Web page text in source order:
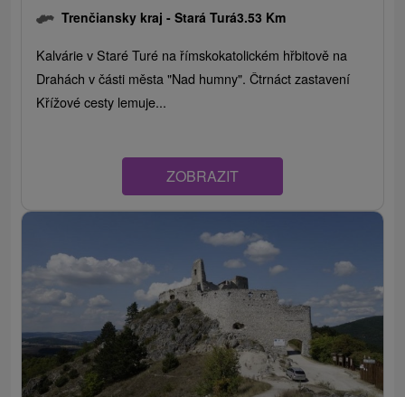
Trenčiansky kraj -Stará Turá3.53 Km
Kalvárie v Staré Turé na římskokatolickém hřbitově na
Drahách v části města "Nad humny". Čtrnáct zastavení
Křížové cesty lemuje...
ZOBRAZIT